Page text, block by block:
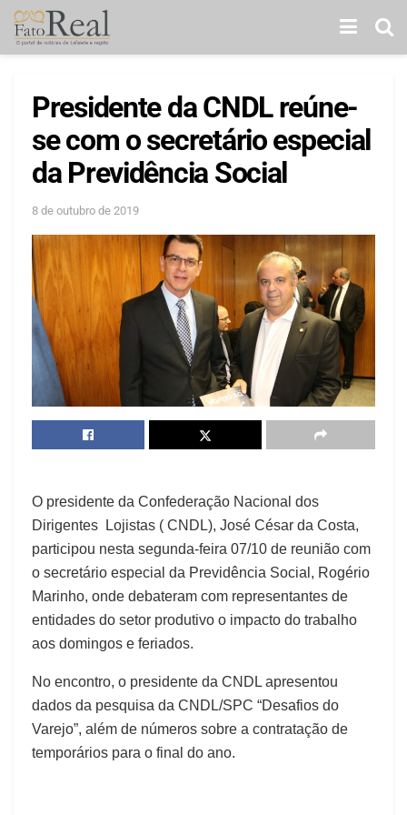
Presidente da CNDL reúne-
se com o secretário especial
da Previdência Social
8 de outubro de 2019
O presidente da Confederação Nacional dos
Dirigentes Lojistas ( CNDL), José César da Costa,
participou nesta segunda-feira 07/10 de reunião com
o secretário especial da Previdência Social, Rogério
Marinho, onde debateram com representantes de
entidades do setor produtivo o impacto do trabalho
aos domingos e feriados.
No encontro, o presidente da CNDL apresentou
dados da pesquisa da CNDL/SPC “Desafios do
Varejo”, além de números sobre a contratação de
temporários para o final do ano.